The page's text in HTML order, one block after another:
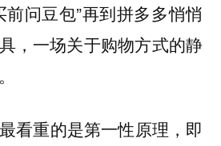
前问豆包”再到拼多多悄悄
，一场关于购物方式的静
看重的是第一性原理，即